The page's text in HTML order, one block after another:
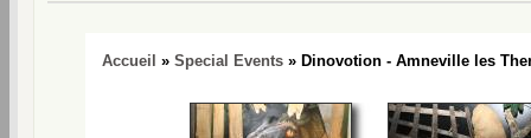
Accueil » Special Events » Dinovotion - Amneville les